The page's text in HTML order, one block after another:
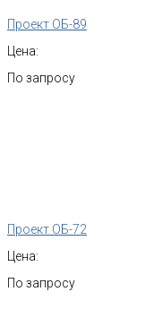
Проект ОБ-89
Цена:
По запросу
Проект ОБ-72
Цена:
По запросу